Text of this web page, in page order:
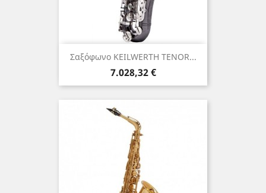
Σαξόφωνο KEILWERTH TENOR...
Τιμή
7.028,32 €